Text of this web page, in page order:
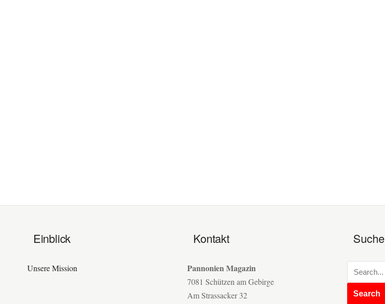
Einblick
Unsere Mission
Kontakt
Pannonien Magazin
7081 Schützen am Gebirge
Am Strassacker 32
Suche